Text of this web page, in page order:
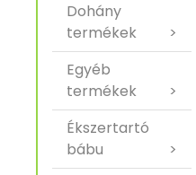
Dohány
termékek
>
Egyéb
termékek
>
Ékszertartó
bábu
>